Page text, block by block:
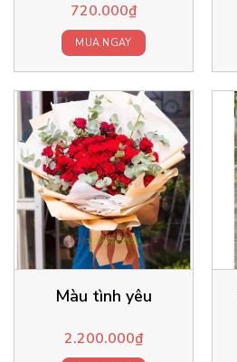
720.000₫
MUA NGAY
Màu tình yêu
2.200.000₫